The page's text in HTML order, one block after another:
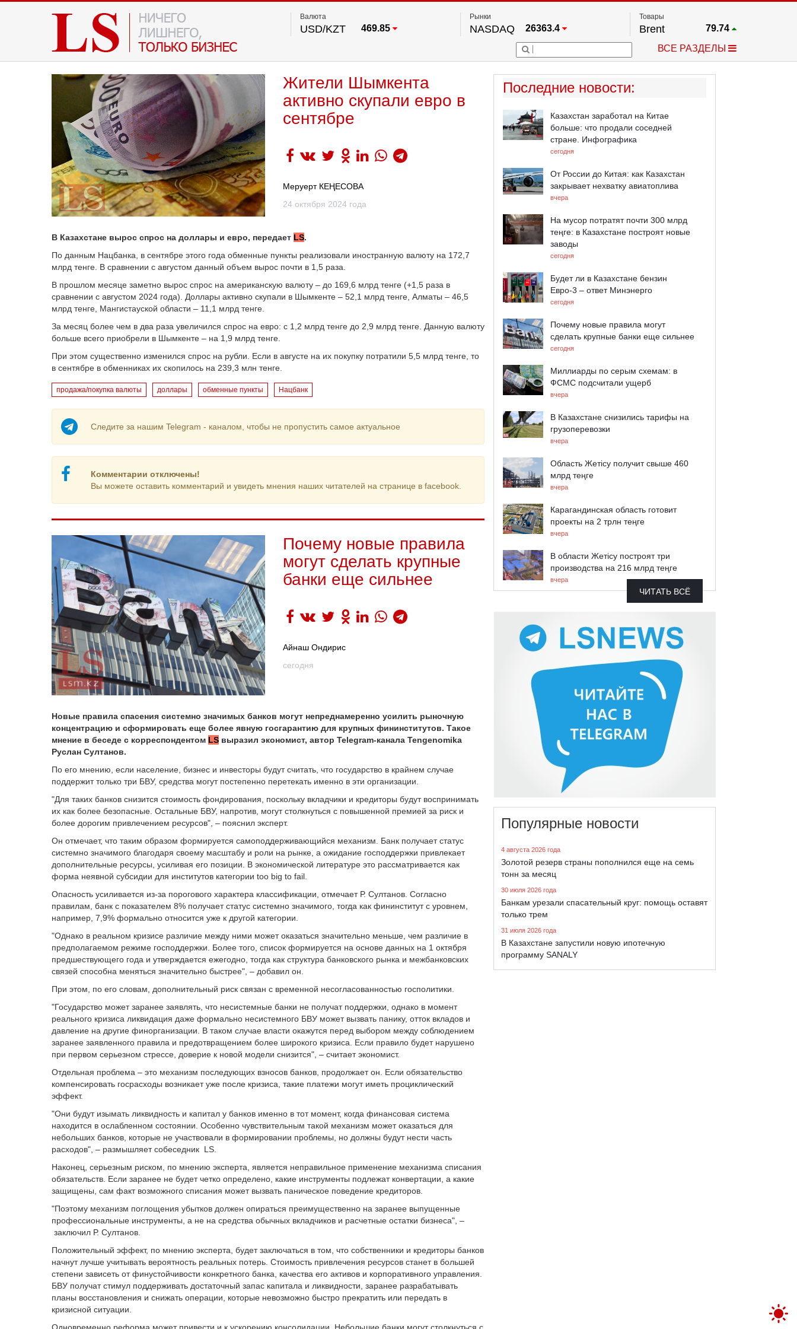
Валюта
USD/KZT 469.85
Рынки
NASDAQ 26363.4
FTSE 100 67.17
54349.1
S&P 500
24513.8
Товары
Brent 79.74
Платина
2.692
ВСЕ РАЗДЕЛЫ
Жители Шымкента
активно скупали евро в
сентябре
Меруерт КЕҢЕСОВА
24 октября 2024 года
В Казахстане вырос спрос на доллары и евро, передает LS.
По данным Нацбанка, в сентябре этого года обменные пункты реализовали иностранную валюту на 172,7
млрд тенге. В сравнении с августом данный объем вырос почти в 1,5 раза.
В прошлом месяце заметно вырос спрос на американскую валюту – до 169,6 млрд тенге (+1,5 раза в
сравнении с августом 2024 года). Доллары активно скупали в Шымкенте – 52,1 млрд тенге, Алматы – 46,5
млрд тенге, Мангистауской области – 11,1 млрд тенге.
За месяц более чем в два раза увеличился спрос на евро: с 1,2 млрд тенге до 2,9 млрд тенге. Данную валюту
больше всего приобрели в Шымкенте – на 1,9 млрд тенге.
При этом существенно изменился спрос на рубли. Если в августе на их покупку потратили 5,5 млрд тенге, то
в сентябре в обменниках их скопилось на 239,3 млн тенге.
продажа/покупка валюты доллары обменные пункты Нацбанк
Следите за нашим Telegram - каналом, чтобы не пропустить самое актуальное
Комментарии отключены!
Вы можете оставить комментарий и увидеть мнения наших читателей на странице в facebook.
Почему новые правила
могут сделать крупные
банки еще сильнее
Айнаш Ондирис
сегодня
Новые правила спасения системно значимых банков могут непреднамеренно усилить рыночную
концентрацию и сформировать еще более явную госгарантию для крупных фининститутов. Такое
мнение в беседе с корреспондентом LS выразил экономист, автор Telegram-канала Tengenomika
Руслан Султанов.
По его мнению, если население, бизнес и инвесторы будут считать, что государство в крайнем случае
поддержит только три БВУ, средства могут постепенно перетекать именно в эти организации.
"Для таких банков снизится стоимость фондирования, поскольку вкладчики и кредиторы будут воспринимать
их как более безопасные. Остальные БВУ, напротив, могут столкнуться с повышенной премией за риск и
более дорогим привлечением ресурсов", – пояснил эксперт.
Он отмечает, что таким образом формируется самоподдерживающийся механизм. Банк получает статус
системно значимого благодаря своему масштабу и роли на рынке, а ожидание господдержки привлекает
дополнительные ресурсы, усиливая его позиции. В экономической литературе это рассматривается как
форма неявной субсидии для институтов категории too big to fail.
Опасность усиливается из-за порогового характера классификации, отмечает Р. Султанов. Согласно
правилам, банк с показателем 8% получает статус системно значимого, тогда как фининститут с уровнем,
например, 7,9% формально относится уже к другой категории.
"Однако в реальном кризисе различие между ними может оказаться значительно меньше, чем различие в
предполагаемом режиме господдержки. Более того, список формируется на основе данных на 1 октября
предшествующего года и утверждается ежегодно, тогда как структура банковского рынка и межбанковских
связей способна меняться значительно быстрее", – добавил он.
При этом, по его словам, дополнительный риск связан с временной несогласованностью госполитики.
"Государство может заранее заявлять, что несистемные банки не получат поддержки, однако в момент
реального кризиса ликвидация даже формально несистемного БВУ может вызвать панику, отток вкладов и
давление на другие финорганизации. В таком случае власти окажутся перед выбором между соблюдением
заранее заявленного правила и предотвращением более широкого кризиса. Если правило будет нарушено
при первом серьезном стрессе, доверие к новой модели снизится", – считает экономист.
Отдельная проблема – это механизм последующих взносов банков, продолжает он. Если обязательство
компенсировать госрасходы возникает уже после кризиса, такие платежи могут иметь проциклический
эффект.
"Они будут изымать ликвидность и капитал у банков именно в тот момент, когда финансовая система
находится в ослабленном состоянии. Особенно чувствительным такой механизм может оказаться для
небольших банков, которые не участвовали в формировании проблемы, но должны будут нести часть
расходов", – размышляет собеседник LS.
Наконец, серьезным риском, по мнению эксперта, является неправильное применение механизма списания
обязательств. Если заранее не будет четко определено, какие инструменты подлежат конвертации, а какие
защищены, сам факт возможного списания может вызвать паническое поведение кредиторов.
"Поэтому механизм поглощения убытков должен опираться преимущественно на заранее выпущенные
профессиональные инструменты, а не на средства обычных вкладчиков и расчетные остатки бизнеса", –
заключил Р. Султанов.
Положительный эффект, по мнению эксперта, будет заключаться в том, что собственники и кредиторы банков
начнут лучше учитывать вероятность реальных потерь. Стоимость привлечения ресурсов станет в большей
степени зависеть от финустойчивости конкретного банка, качества его активов и корпоративного управления.
БВУ получат стимул поддерживать достаточный запас капитала и ликвидности, заранее разрабатывать
планы восстановления и снижать операции, которые невозможно быстро прекратить или передать в
кризисной ситуации.
Последние новости:
Казахстан заработал на Китае
больше: что продали соседней
стране. Инфографика
сегодня
От России до Китая: как Казахстан
закрывает нехватку авиатоплива
вчера
На мусор потратят почти 300 млрд
теңге: в Казахстане построят новые
заводы
сегодня
Будет ли в Казахстане бензин
Евро-3 – ответ Минэнерго
сегодня
Почему новые правила могут
сделать крупные банки еще сильнее
сегодня
Миллиарды по серым схемам: в
ФСМС подсчитали ущерб
вчера
В Казахстане снизились тарифы на
грузоперевозки
вчера
Область Жетісу получит свыше 460
млрд теңге
вчера
Карагандинская область готовит
проекты на 2 трлн теңге
вчера
В области Жетісу построят три
производства на 216 млрд теңге
вчера
ЧИТАТЬ ВСЁ
Популярные новости
4 августа 2026 года
Золотой резерв страны пополнился еще на семь
тонн за месяц
30 июля 2026 года
Банкам урезали спасательный круг: помощь оставят
только трем
31 июля 2026 года
В Казахстане запустили новую ипотечную
программу SANALY